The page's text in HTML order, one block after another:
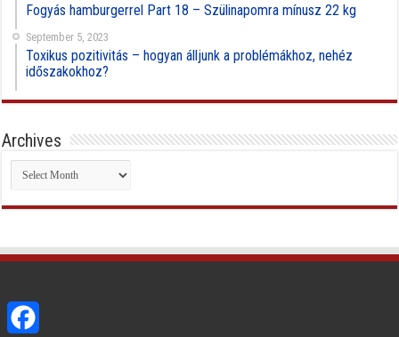
Fogyás hamburgerrel Part 18 – Szülinapomra mínusz 22 kg
September 5, 2023
Toxikus pozitivitás – hogyan álljunk a problémákhoz, nehéz
időszakokhoz?
Archives
Archives